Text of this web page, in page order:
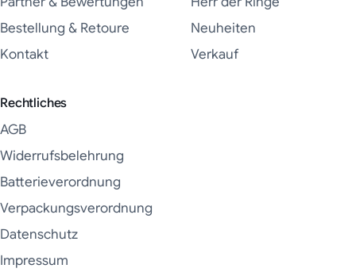
Bestellung & Retoure
Kontakt
Neuheiten
Verkauf
Rechtliches
AGB
Widerrufsbelehrung
Batterieverordnung
Verpackungsverordnung
Datenschutz
Impressum